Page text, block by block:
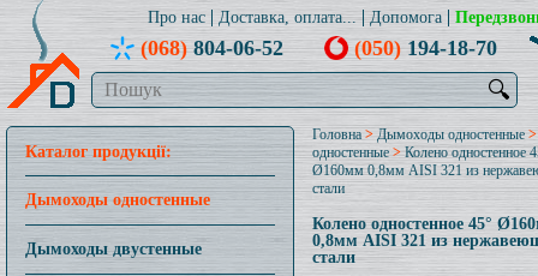
Про нас Доставка, оплата... Допомога
(068)804-06-52 (050)194-18-70
🔍
Каталог продукції:
Дымоходы одностенные
Дымоходы двустенные
Головна > Дымоходы одностенные
одностенные >Колено одностенное
Ø160мм 0,8мм AISI 321 из
стали
Колено одностенное 45°
0,8мм AISI 321 из
стали